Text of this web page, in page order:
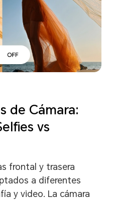
de Cámara:
vs
frontal y trasera
a diferentes
y video. La cámara